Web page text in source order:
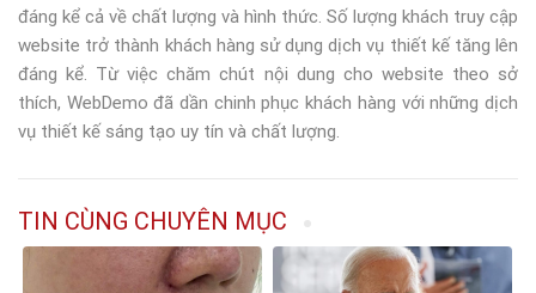
đáng kể cả về chất lượng và hình thức. Số lượng khách truy cập
website trở thành khách hàng sử dụng dịch vụ thiết kế tăng lên
đáng kể. Từ việc chăm chút nội dung cho website theo sở
thích, WebDemo đã dần chinh phục khách hàng với những dịch
vụ thiết kế sáng tạo uy tín và chất lượng.
TIN CÙNG CHUYÊN MỤC